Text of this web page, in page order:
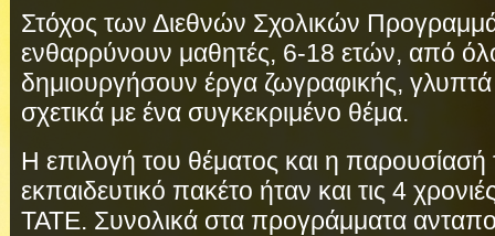
Στόχος των Διεθνών Σχολικών
ενθαρρύνουν μαθητές, 6-18 ετών, από
δημιουργήσουν έργα ζωγραφικής, γλυπτά
σχετικά με ένα συγκεκριμένο θέμα.
Η επιλογή του θέματος και η παρουσίασή
εκπαιδευτικό πακέτο ήταν και τις 4
TATE. Συνολικά στα προγράμματα